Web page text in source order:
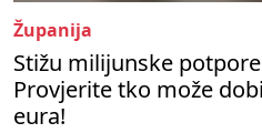
Županija
Stižu milijunske
Provjerite tko može
eura!